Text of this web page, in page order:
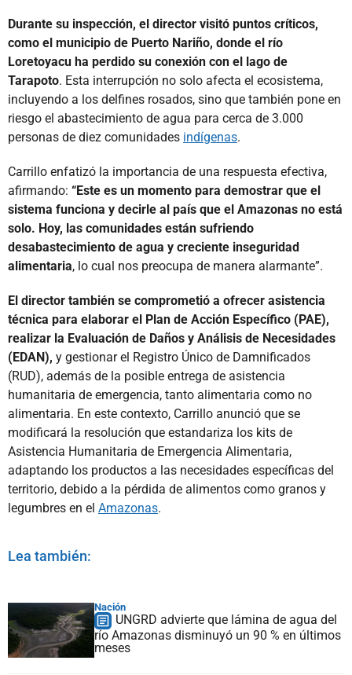
Durante su inspección, el director visitó puntos críticos,
como el municipio de Puerto Nariño, donde el río
Loretoyacu ha perdido su conexión con el lago de
Tarapoto. Esta interrupción no solo afecta el ecosistema,
incluyendo a los delfines rosados, sino que también pone en
riesgo el abastecimiento de agua para cerca de 3.000
personas de diez comunidades indígenas.
Carrillo enfatizó la importancia de una respuesta efectiva,
afirmando: “Este es un momento para demostrar que el
sistema funciona y decirle al país que el Amazonas no está
solo. Hoy, las comunidades están sufriendo
desabastecimiento de agua y creciente inseguridad
alimentaria, lo cual nos preocupa de manera alarmante”.
El director también se comprometió a ofrecer asistencia
técnica para elaborar el Plan de Acción Específico (PAE),
realizar la Evaluación de Daños y Análisis de Necesidades
(EDAN), y gestionar el Registro Único de Damnificados
(RUD), además de la posible entrega de asistencia
humanitaria de emergencia, tanto alimentaria como no
alimentaria. En este contexto, Carrillo anunció que se
modificará la resolución que estandariza los kits de
Asistencia Humanitaria de Emergencia Alimentaria,
adaptando los productos a las necesidades específicas del
territorio, debido a la pérdida de alimentos como granos y
legumbres en el Amazonas.
Lea también:
Nación
UNGRD advierte que lámina de agua del
río Amazonas disminuyó un 90 % en últimos
meses